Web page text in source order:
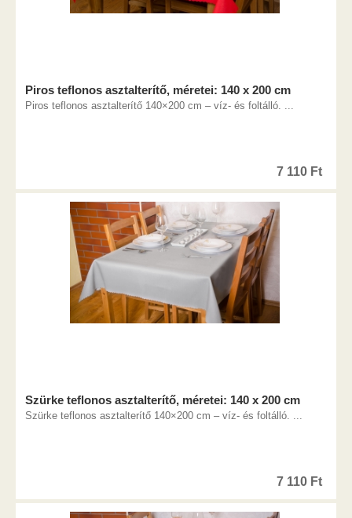
Piros teflonos asztalterítő, méretei: 140 x 200 cm
Piros teflonos asztalterítő 140×200 cm – víz- és foltálló. ...
7 110 Ft
Szürke teflonos asztalterítő, méretei: 140 x 200 cm
Szürke teflonos asztalterítő 140×200 cm – víz- és foltálló. ...
7 110 Ft